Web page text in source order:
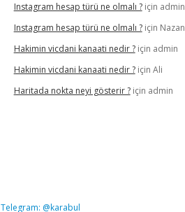
Instagram hesap türü ne olmalı ?için admin
Instagram hesap türü ne olmalı ?için Nazan
Hakimin vicdani kanaati nedir ?için admin
Hakimin vicdani kanaati nedir ?için Ali
Haritada nokta neyi gösterir ?için admin
Telegram: @karabul